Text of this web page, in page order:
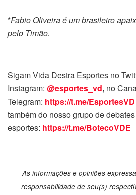
*Fabio Oliveira é um brasileiro
pelo Timão.
Sigam Vida Destra Esportes no
Instagram: @esportes_vd, no
Telegram: https://t.me/EsportesVD
também do nosso grupo de
esportes: https://t.me/BotecoVDE
As informações e opiniões
responsabilidade de seu(s)